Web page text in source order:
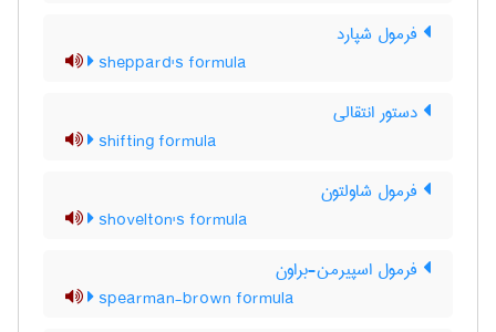
فرمول شپارد
sheppard's formula
دستور انتقالی
shifting formula
فرمول شاولتون
shovelton's formula
فرمول اسپیرمن-براون
spearman-brown formula